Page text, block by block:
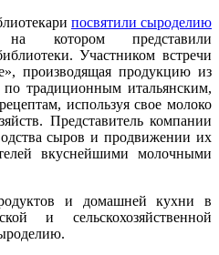
посвятили сыроделию
котором представили
Участником встречи
производящая продукцию из
по традиционным итальянским,
используя свое молоко
Представитель компании
сыров и продвижении их
вкуснейшими молочными
и домашней кухни в
и сельскохозяйственной